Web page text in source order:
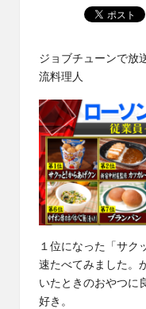
ジョブチューンで放
流料理人
１位になった「サク
速たべてみました。
いたときのおやつに
好き。